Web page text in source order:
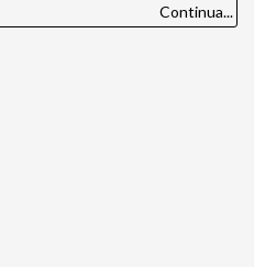
Continua...